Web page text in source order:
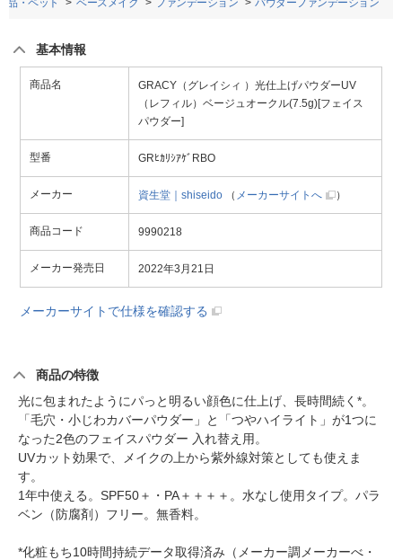
品・ペット ベースメイク ファンデーション パウダーファンデーション
基本情報
商品名
GRACY（グレイシィ ）光仕上げパウダーUV
（レフィル）ベージュオークル(7.5g)[フェイス
パウダー]
型番 GRﾋｶﾘｼｱｹﾞRBO
メーカー 資生堂｜shiseido （ メーカーサイトへ ）
商品コード 9990218
メーカー発売日 2022年3月21日
メーカーサイトで仕様を確認する
商品の特徴
光に包まれたようにパっと明るい顔色に仕上げ、長時間続く*。
「毛穴・小じわカバーパウダー」と「つやハイライト」が1つに
なった2色のフェイスパウダー 入れ替え用。
UVカット効果で、メイクの上から紫外線対策としても使えま
す。
1年中使える。SPF50＋・PA＋＋＋＋。水なし使用タイプ。パラ
ベン（防腐剤）フリー。無香料。
*化粧もち10時間持続データ取得済み（メーカー調メーカーべ・